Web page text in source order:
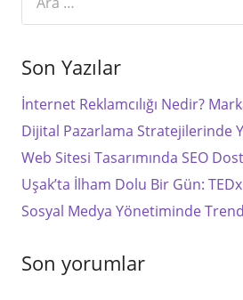
Son Yazılar
İnternet Reklamcılığı Nedir?
Dijital Pazarlama Stratejilerinde
Web Sitesi Tasarımında SEO
Uşak’ta İlham Dolu Bir Gün:
Sosyal Medya Yönetiminde
Son yorumlar